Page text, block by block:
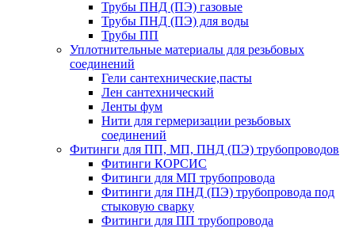
Трубы ПНД (ПЭ) газовые
Трубы ПНД (ПЭ) для воды
Трубы ПП
Уплотнительные материалы для резьбовых
соединений
Гели сантехнические,пасты
Лен сантехнический
Ленты фум
Нити для гермеризации резьбовых
соединений
Фитинги для ПП, МП, ПНД (ПЭ) трубопроводов
Фитинги КОРСИС
Фитинги для МП трубопровода
Фитинги для ПНД (ПЭ) трубопровода под
стыковую сварку
Фитинги для ПП трубопровода